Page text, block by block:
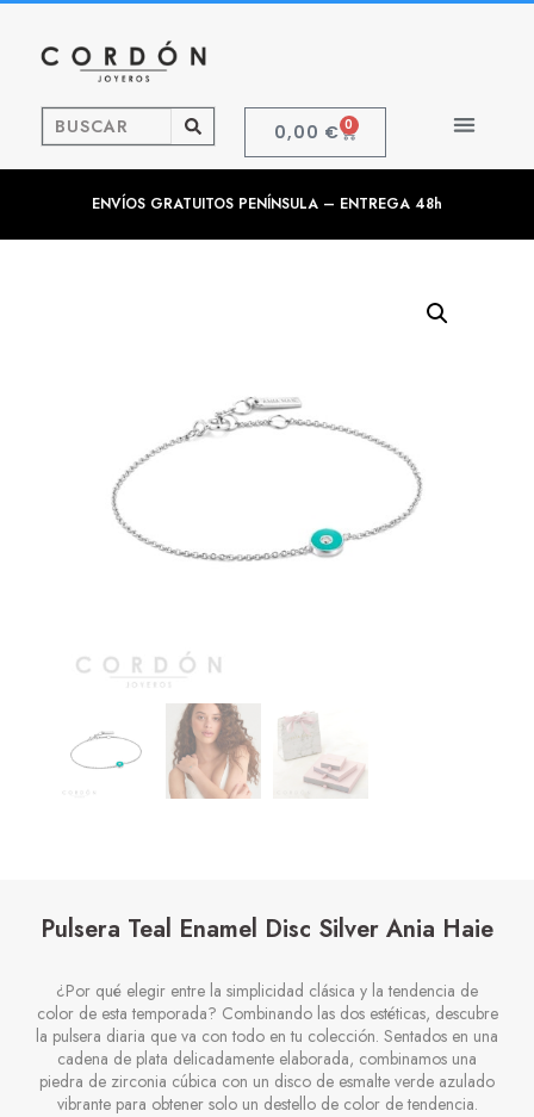
0,00 € 0
ENVÍOS GRATUITOS PENÍNSULA – ENTREGA 48h
Pulsera Teal Enamel Disc Silver Ania Haie
¿Por qué elegir entre la simplicidad clásica y la tendencia de
color de esta temporada? Combinando las dos estéticas, descubre
la pulsera diaria que va con todo en tu colección. Sentados en una
cadena de plata delicadamente elaborada, combinamos una
piedra de zirconia cúbica con un disco de esmalte verde azulado
vibrante para obtener solo un destello de color de tendencia.